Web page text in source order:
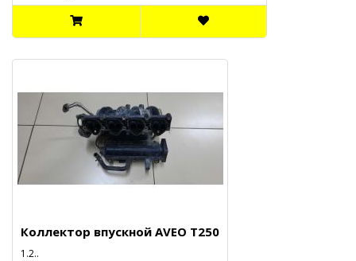
Коллектор впускной AVEO T250
1.2..